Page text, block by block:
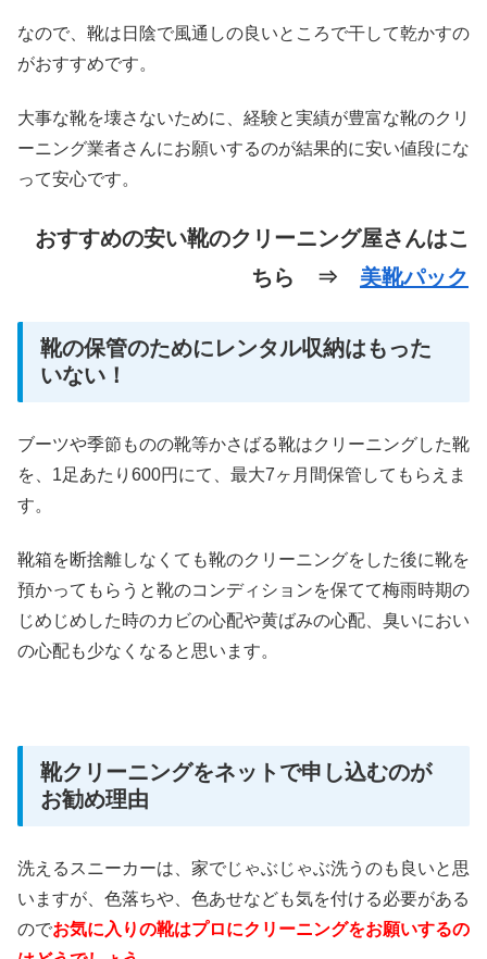
なので、靴は日陰で風通しの良いところで干して乾かすの
がおすすめです。
大事な靴を壊さないために、経験と実績が豊富な靴のクリ
ーニング業者さんにお願いするのが結果的に安い値段にな
って安心です。
おすすめの安い靴のクリーニング屋さんはこ
ちら ⇒ 美靴パック
靴の保管のためにレンタル収納はもった
いない！
ブーツや季節ものの靴等かさばる靴はクリーニングした靴
を、1足あたり600円にて、最大7ヶ月間保管してもらえま
す。
靴箱を断捨離しなくても靴のクリーニングをした後に靴を
預かってもらうと靴のコンディションを保てて梅雨時期の
じめじめした時のカビの心配や黄ばみの心配、臭いにおい
の心配も少なくなると思います。
靴クリーニングをネットで申し込むのが
お勧め理由
洗えるスニーカーは、家でじゃぶじゃぶ洗うのも良いと思
いますが、色落ちや、色あせなども気を付ける必要がある
のでお気に入りの靴はプロにクリーニングをお願いするの